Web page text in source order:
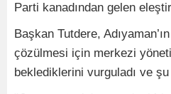
Parti kanadından gelen
Başkan Tutdere,
çözülmesi için merkezi
beklediklerini vurguladı ve